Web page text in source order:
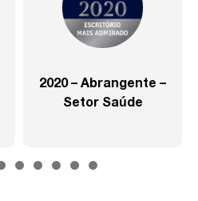
2020 – Abrangente –
Setor Saúde